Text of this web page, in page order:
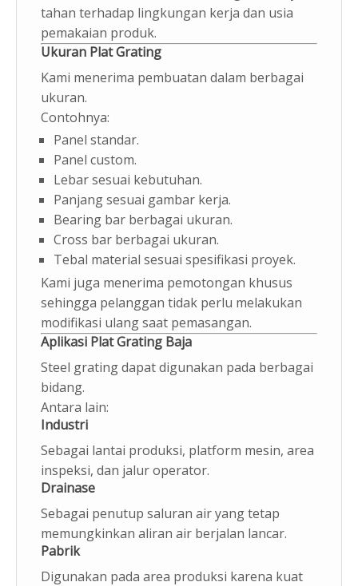
tahan terhadap lingkungan kerja dan usia
pemakaian produk.
Ukuran Plat Grating
Kami menerima pembuatan dalam berbagai
ukuran.
Contohnya:
Panel standar.
Panel custom.
Lebar sesuai kebutuhan.
Panjang sesuai gambar kerja.
Bearing bar berbagai ukuran.
Cross bar berbagai ukuran.
Tebal material sesuai spesifikasi proyek.
Kami juga menerima pemotongan khusus
sehingga pelanggan tidak perlu melakukan
modifikasi ulang saat pemasangan.
Aplikasi Plat Grating Baja
Steel grating dapat digunakan pada berbagai
bidang.
Antara lain:
Industri
Sebagai lantai produksi, platform mesin, area
inspeksi, dan jalur operator.
Drainase
Sebagai penutup saluran air yang tetap
memungkinkan aliran air berjalan lancar.
Pabrik
Digunakan pada area produksi karena kuat